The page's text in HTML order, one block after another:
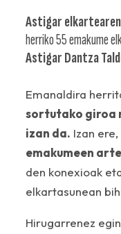
Astigar
herriko 55 emakume
Astigar Dantza
Emanaldira
sortutako giroa
izan da. Izan
emakumeen
den konexioak
elkartasunean
Hirugarrenez